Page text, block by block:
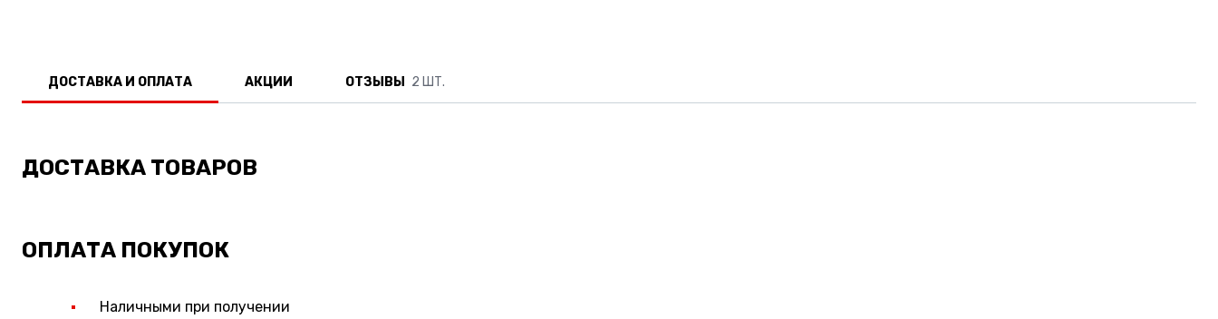
ДОСТАВКА И ОПЛАТА АКЦИИ ОТЗЫВЫ 2 ШТ.
ДОСТАВКА ТОВАРОВ
ОПЛАТА ПОКУПОК
Наличными при получении